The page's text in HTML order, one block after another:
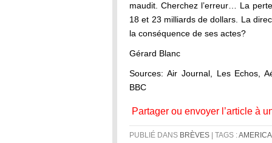
maudit. Cherchez l’erreur… La
18 et 23 milliards de dollars. La
la conséquence de ses actes?
Gérard Blanc
Sources: Air Journal, Les Echos,
BBC
Partager ou envoyer l’article à
PUBLIÉ DANS BRÈVES | TAGS :